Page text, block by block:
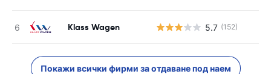
Klass Wagen 5.7 (152)
Покажи всички фирми за отдаване под наем